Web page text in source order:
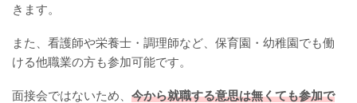
きます。
また、看護師や栄養士・調理師など、保育園・幼稚園でも働
ける他職業の方も参加可能です。
面接会ではないため、 今から就職する意思は無くても参加で